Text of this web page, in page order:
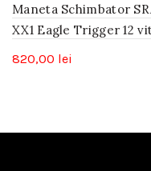
Maneta Schimbator
XX1 Eagle Trigger 12
820,00 lei